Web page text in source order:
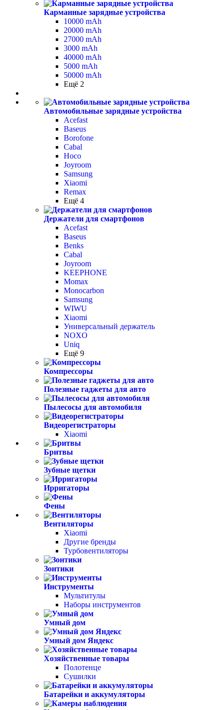
Карманные зарядные устройства
10000 mAh
20000 mAh
27000 mAh
3000 mAh
40000 mAh
5000 mAh
50000 mAh
Ещё 2
Автомобильные зарядные устройства
Acefast
Baseus
Borofone
Cabal
Hoco
Joyroom
Samsung
Xiaomi
Remax
Ещё 4
Держатели для смартфонов
Acefast
Baseus
Benks
Cabal
Joyroom
KEEPHONE
Momax
Monocarbon
Samsung
WIWU
Xiaomi
Универсальный держатель
NOXO
Uniq
Ещё 9
Компрессоры
Полезные гаджеты для авто
Пылесосы для автомобиля
Видеорегистраторы
Xiaomi
Бритвы
Зубные щетки
Ирригаторы
Фены
Вентиляторы
Xiaomi
Другие бренды
Турбовентиляторы
Зонтики
Инструменты
Мультитулы
Наборы инструментов
Умный дом
Умный дом Яндекс
Хозяйственные товары
Полотенце
Сушилки
Батарейки и аккумуляторы